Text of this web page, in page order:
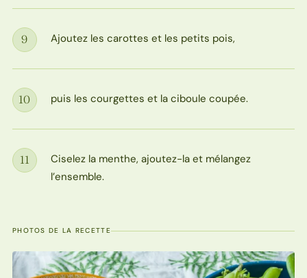
Étape
9 Ajoutez les carottes et les petits pois,
Étape
10 puis les courgettes et la ciboule coupée.
Étape
11
Ciselez la menthe, ajoutez-la et mélangez
l’ensemble.
PHOTOS DE LA RECETTE